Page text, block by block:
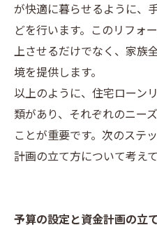
が快適に暮らせるように、
どを行います。このリフォ
上させるだけでなく、家族
境を提供します。
以上のように、住宅ローン
類があり、それぞれのニー
ことが重要です。次のステ
計画の立て方について考え
予算の設定と資金計画の立